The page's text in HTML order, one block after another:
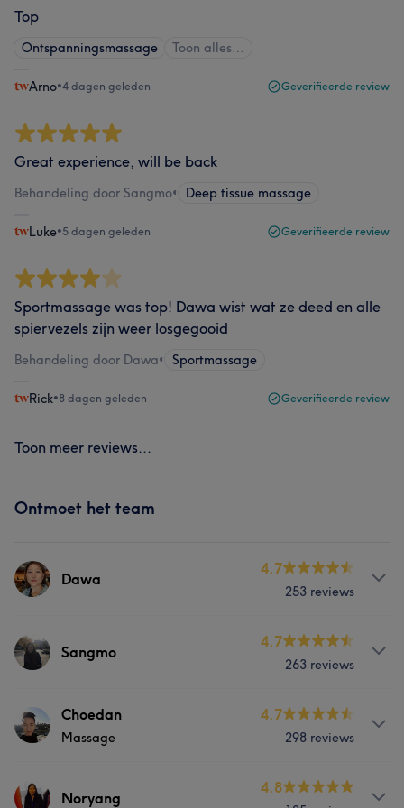
Top
Ontspanningsmassage Toon alles…
Arno•4 dagen geleden Geverifieerde review
Great experience, will be back
Behandeling door Sangmo• Deep tissue massage
Luke•5 dagen geleden Geverifieerde review
Sportmassage was top! Dawa wist wat ze deed en alle
spiervezels zijn weer losgegooid
Behandeling door Dawa• Sportmassage
Rick•8 dagen geleden Geverifieerde review
Toon meer reviews...
Ontmoet het team
Dawa
4.7
253 reviews
Behandelingen
Wat onze klanten zeggen over Dawa
Sangmo
4.7
263 reviews
Behandelingen
Gezicht
Choedan
Massage
4.7
298 reviews
Over
Noryang
4.8